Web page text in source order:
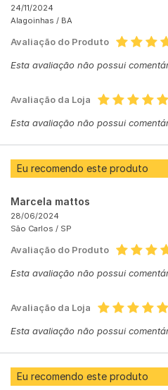
24/11/2024
Alagoinhas / BA
Avaliação do Produto
Esta avaliação não possui
Avaliação da Loja
Esta avaliação não possui
Eu recomendo este produto
Marcela mattos
28/06/2024
São Carlos / SP
Avaliação do Produto
Esta avaliação não possui
Avaliação da Loja
Esta avaliação não possui
Eu recomendo este produto